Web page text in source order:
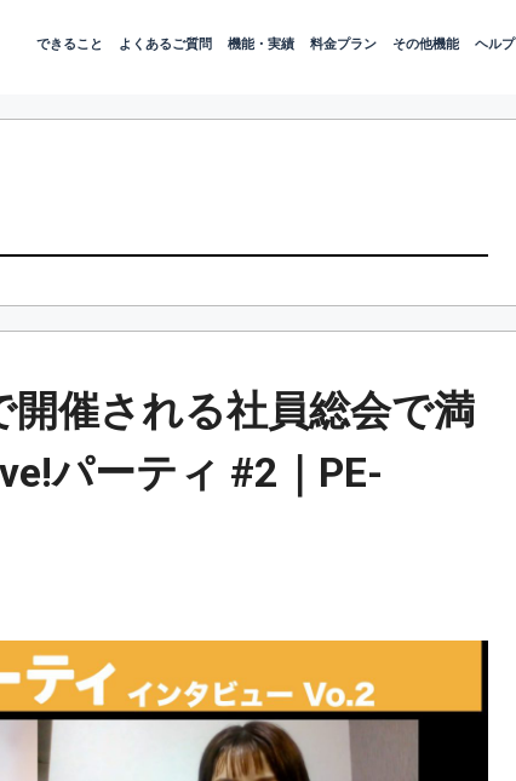
できること よくあるご質問 機能・実績 料金プラン その他機能 ヘルプ
催される社員総会で満
パーティ #2｜PE-